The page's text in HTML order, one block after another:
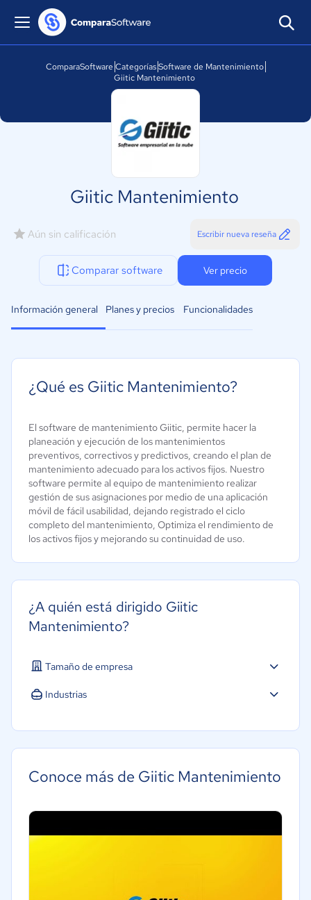
ComparaSoftware Categorías Software de Mantenimiento
Giitic Mantenimiento
Giitic Mantenimiento
Aún sin calificación Escribir nueva reseña
Comparar software Ver precio
Información general Planes y precios Funcionalidades
¿Qué es Giitic Mantenimiento?
El software de mantenimiento Giitic, permite hacer la
planeación y ejecución de los mantenimientos
preventivos, correctivos y predictivos, creando el plan de
mantenimiento adecuado para los activos fijos. Nuestro
software permite al equipo de mantenimiento realizar
gestión de sus asignaciones por medio de una aplicación
móvil de fácil usabilidad, dejando registrado el ciclo
completo del mantenimiento, Optimiza el rendimiento de
los activos fijos y mejorando su continuidad de uso.
¿A quién está dirigido Giitic
Mantenimiento?
Tamaño de empresa
Micro: 1 a 9 trabajadores
Industrias
Conoce más de Giitic Mantenimiento